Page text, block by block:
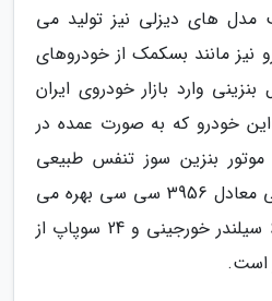
مدل های دیزلی نیز تولید می
نیز مانند بسکمک از خودروهای
وارد بازار خودروی ایران
خودرو که به صورت عمده در
بنزین سوز تنفس طبیعی
مجهز است که از گنجایشی معادل 3956 سی سی بهره می
برد. موتوری که از وجود 6 سیلندر خورجینی و 24 سوپاپ از